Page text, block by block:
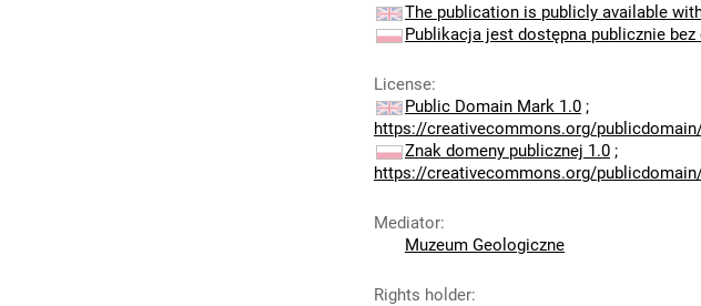
The publication is publicly available
Publikacja jest dostępna publicznie bez
License:
Public Domain Mark 1.0 ;
https://creativecommons.org/
Znak domeny publicznej 1.0 ;
https://creativecommons.org/
Mediator:
Muzeum Geologiczne
Rights holder: